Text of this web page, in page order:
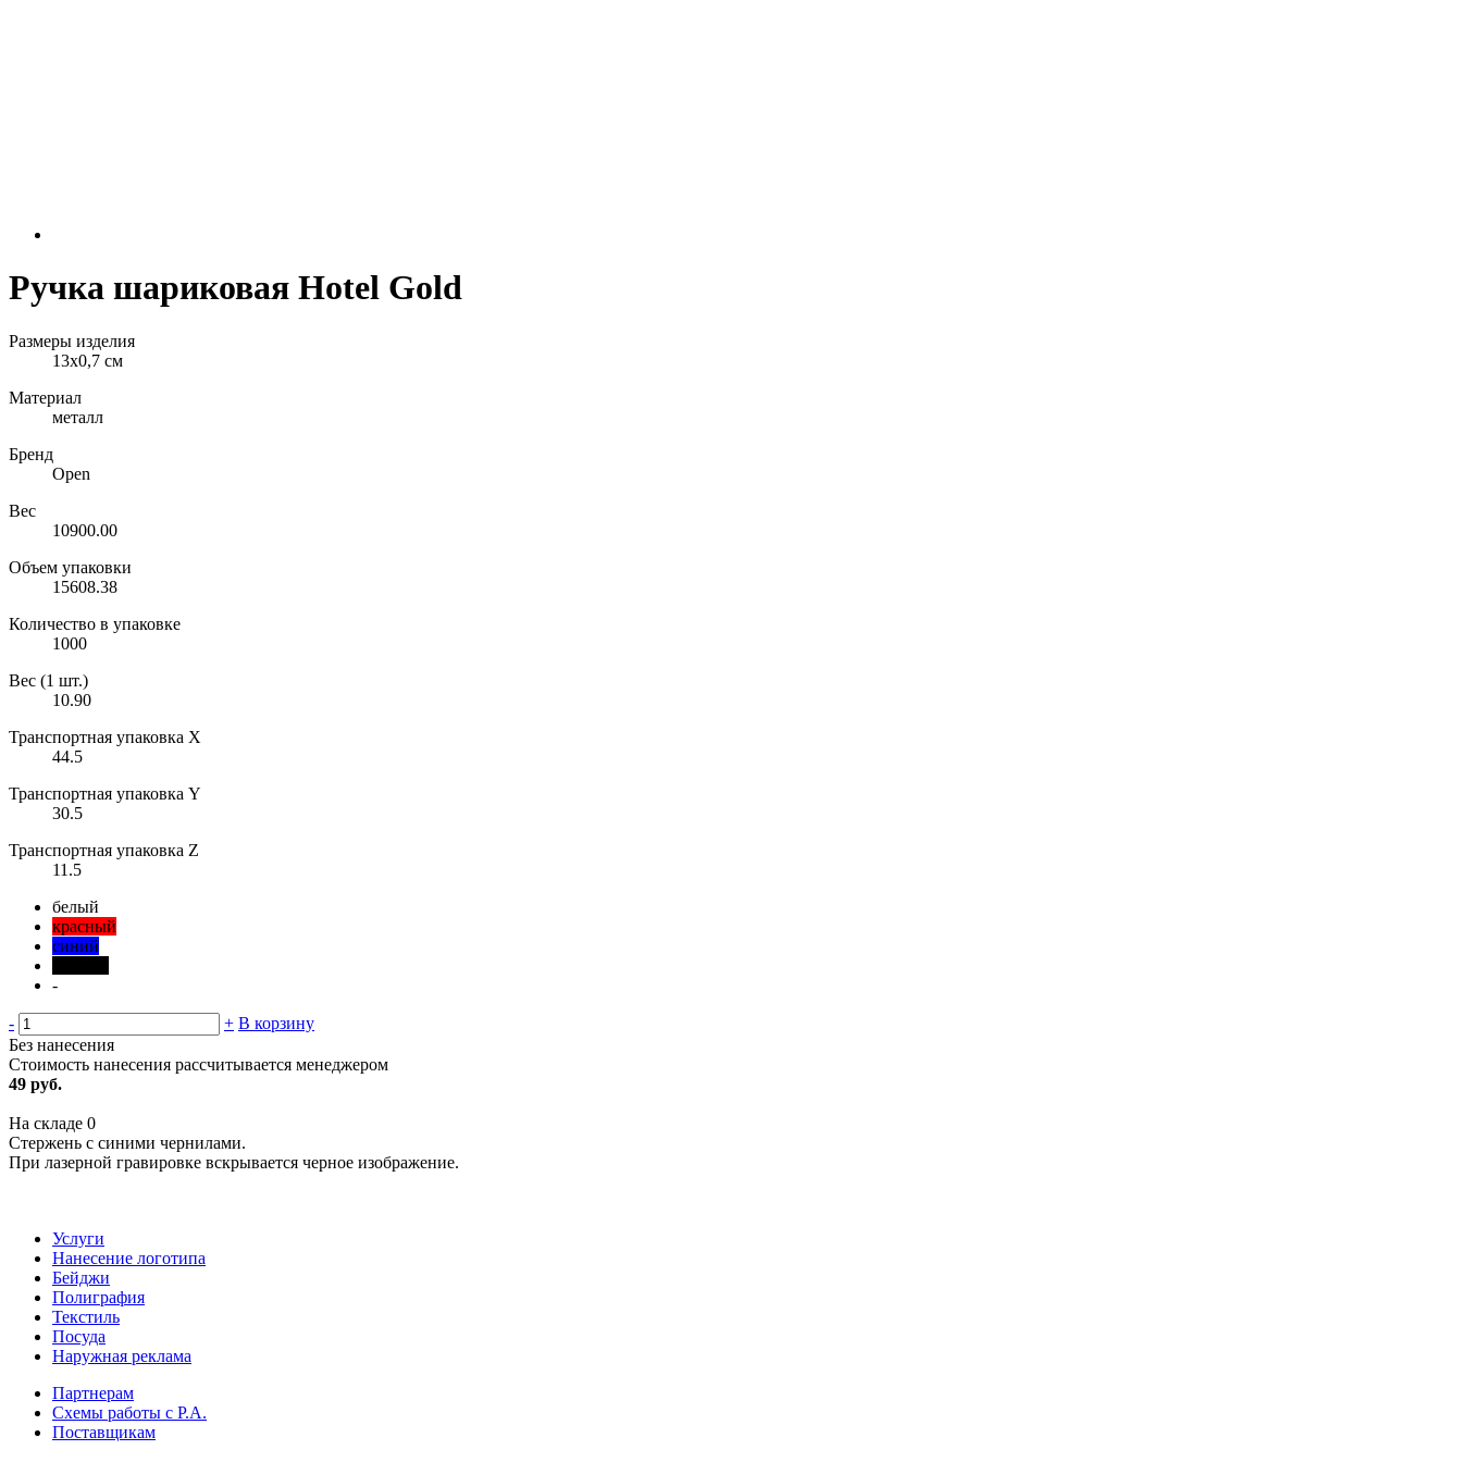
Ручка шариковая Hotel Gold
Размеры изделия
13х0,7 см
Материал
металл
Бренд
Open
Вес
10900.00
Объем упаковки
15608.38
Количество в упаковке
1000
Вес (1 шт.)
10.90
Транспортная упаковка X
44.5
Транспортная упаковка Y
30.5
Транспортная упаковка Z
11.5
белый
красный
синий
-
- + В корзину
Без нанесения
Стоимость нанесения рассчитывается менеджером
49 руб.
На складе 0
Стержень с синими чернилами.
При лазерной гравировке вскрывается черное изображение.
Услуги
Нанесение логотипа
Бейджи
Полиграфия
Текстиль
Посуда
Наружная реклама
Партнерам
Схемы работы с Р.А.
Поставщикам